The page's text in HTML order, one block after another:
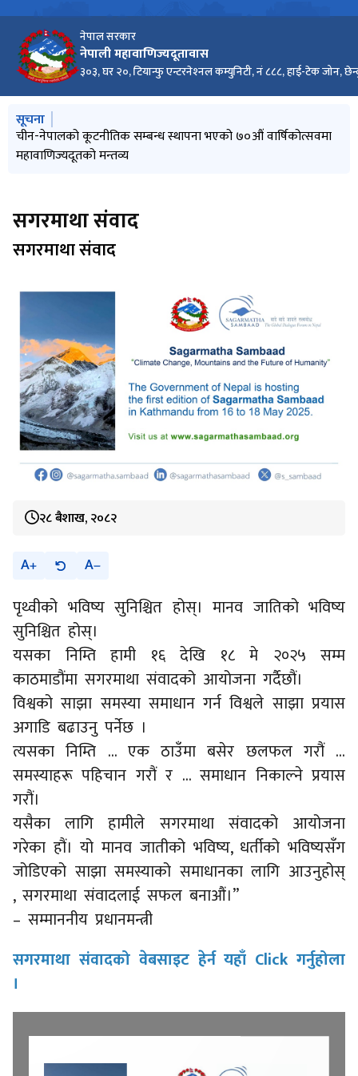
नेपाल सरकार
नेपाली महावाणिज्यदूतावास
३०३, घर २०, टियान्फु एन्टरनेश्‍नल कम्युनिटी, नं ८८८, हाई-टेक जोन,
मुख्य नेभिगेसनमा जानुहोस्
सूचना
चीन-नेपालको कूटनीतिक सम्बन्ध स्थापना भएको ७०औं वार्षिकोत्सवमा
महावाणिज्यदूतको मन्तव्य
सगरमाथा संवाद
सगरमाथा संवाद
२८ बैशाख, २०८२
A A
पृथ्वीको भविष्य सुनिश्चित होस्। मानव जातिको भविष्य
सुनिश्चित होस्।
यसका निम्ति हामी १६ देखि १८ मे २०२५ सम्म
काठमाडौंमा सगरमाथा संवादको आयोजना गर्दैछौं।
विश्वको साझा समस्या समाधान गर्न विश्वले साझा प्रयास
अगाडि बढाउनु पर्नेछ ।
त्यसका निम्ति … एक ठाउँमा बसेर छलफल गरौं …
समस्याहरू पहिचान गरौं र … समाधान निकाल्ने प्रयास
गरौं।
यसैका लागि हामीले सगरमाथा संवादको आयोजना
गरेका हौं। यो मानव जातीको भविष्य, धर्तीको भविष्यसँग
जोडिएको साझा समस्याको समाधानका लागि आउनुहोस्
, सगरमाथा संवादलाई सफल बनाऔं।”
– सम्माननीय प्रधानमन्त्री
सगरमाथा संवादको वेबसाइट हेर्न यहाँ Click गर्नुहोला
।